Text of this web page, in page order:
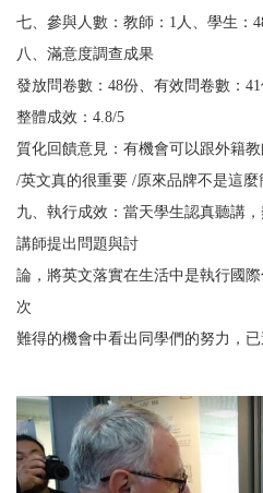
七、參與人數：教師： 1 人、學生：
八、滿意度調查成果
發放問卷數： 48份、有效問卷數： 41
整體成效： 4.8/5
質化回饋意見：有機會可以跟外籍
/英文真的很重要 /原來品牌不是這
九、執行成效：當天學生認真聽講
講師提出問題與討
論，將英文落實在生活中是執行國
次
難得的機會中看出同學們的努力，已